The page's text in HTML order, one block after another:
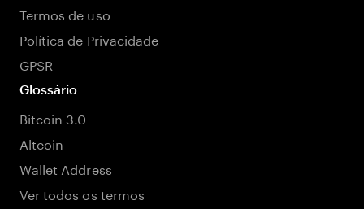
Termos de uso
Política de Privacidade
GPSR
Glossário
Bitcoin 3.0
Altcoin
Wallet Address
Ver todos os termos